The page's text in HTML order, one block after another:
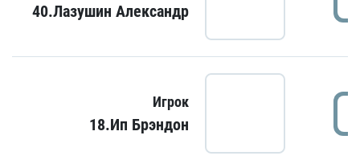
40.Лазушин Александр
Игрок
18.Ип Брэндон